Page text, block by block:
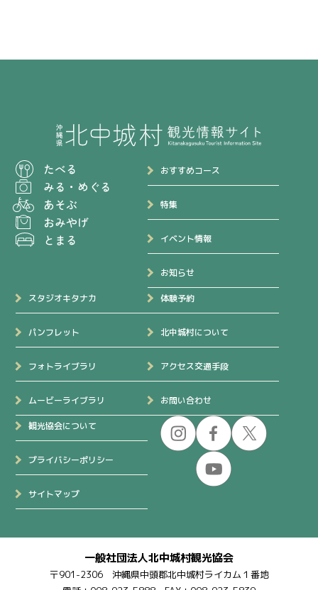
たべる
みる ・ めぐる
あそぶ
おみやげ
とまる
おすすめコース
特集
イベント情報
お知らせ
スタジオキタナカ
パンフレット
フォトライブラリ
ムービーライブラリ
体験予約
北中城村について
アクセス交通手段
お問い合わせ
観光協会について
プライバシーポリシー
サイトマップ
一般社団法人北中城村観光協会
〒901-2306 沖縄県中頭郡北中城村ライカム１番地